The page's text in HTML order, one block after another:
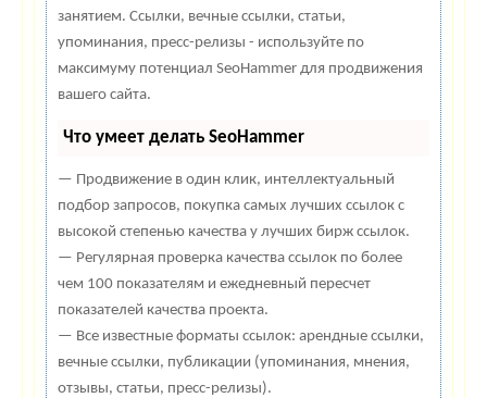
занятием. Ссылки, вечные ссылки, статьи,
упоминания, пресс-релизы - используйте по
максимуму потенциал SeoHammer для продвижения
вашего сайта.
Что умеет делать SeoHammer
— Продвижение в один клик, интеллектуальный
подбор запросов, покупка самых лучших ссылок с
высокой степенью качества у лучших бирж ссылок.
— Регулярная проверка качества ссылок по более
чем 100 показателям и ежедневный пересчет
показателей качества проекта.
— Все известные форматы ссылок: арендные ссылки,
вечные ссылки, публикации (упоминания, мнения,
отзывы, статьи, пресс-релизы).